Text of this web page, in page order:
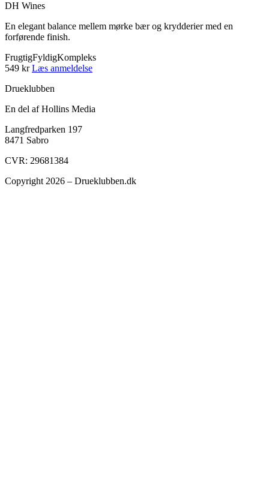
DH Wines
En elegant balance mellem mørke bær og krydderier med en
forførende finish.
FrugtigFyldigKompleks
549 kr Læs anmeldelse
Drueklubben
En del af Hollins Media
Langfredparken 197
8471 Sabro
CVR: 29681384
Copyright 2026 – Drueklubben.dk